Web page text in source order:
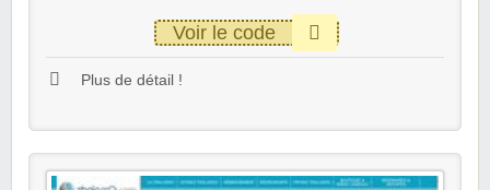
Voir le code
Plus de détail !